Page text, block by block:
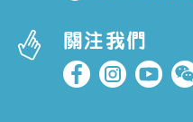
關注我們